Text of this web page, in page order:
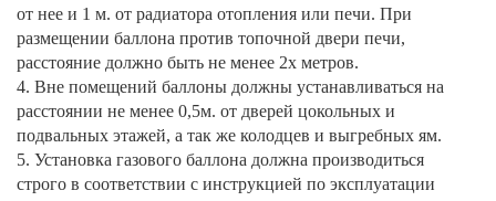
от нее и 1 м. от радиатора отопления или печи. При
размещении баллона против топочной двери печи,
расстояние должно быть не менее 2х метров.
4. Вне помещений баллоны должны устанавливаться на
расстоянии не менее 0,5м. от дверей цокольных и
подвальных этажей, а так же колодцев и выгребных ям.
5. Установка газового баллона должна производиться
строго в соответствии с инструкцией по эксплуатации